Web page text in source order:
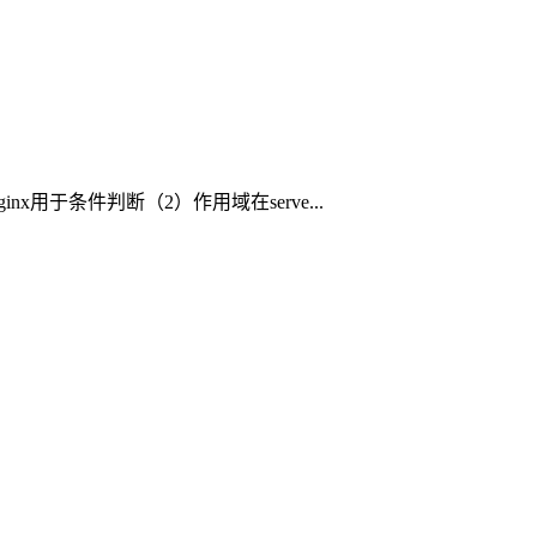
用于条件判断（2）作用域在serve...